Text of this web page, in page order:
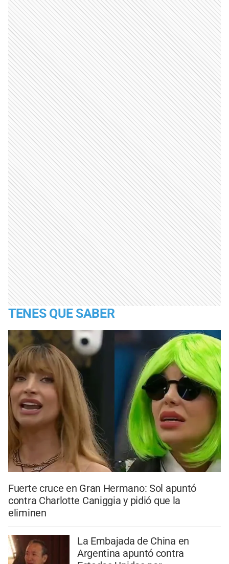
TENES QUE SABER
Fuerte cruce en Gran Hermano: Sol apuntó
contra Charlotte Caniggia y pidió que la
eliminen
La Embajada de China en
Argentina apuntó contra